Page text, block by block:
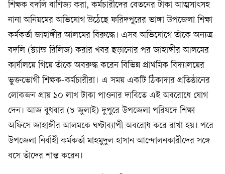
শিক্ষক বদলি বাণিজ্য করা, কর্মচারীদের বেতনের টাকা আত্মসাৎসহ
নানা অনিয়মের অভিযোগ উঠেছে ফরিদপুরের ভাঙ্গা উপজেলা শিক্ষা
কর্মকর্তা জাহাঙ্গীর আলমের বিরুদ্ধে। এসব অভিযোগে তাঁকে অন্যত্র
বদলি (স্ট্যান্ড রিলিজ) করার খবর ছড়ানোর পর জাহাঙ্গীর আলমের
কার্যালয়ে গিয়ে তাঁকে অবরুদ্ধ করেন বিভিন্ন প্রাথমিক বিদ্যালয়ের
ভুক্তভোগী শিক্ষক-কর্মচারীরা। এ সময় একটি ঠিকাদার প্রতিষ্ঠানের
লোকজন প্রায় ১০ লাখ টাকা পাওনার দাবিতে এই অবরোধে যোগ
দেন। আজ বুধবার (৮ জুলাই) দুপুরে উপজেলা পরিষদে শিক্ষা
অফিসে জাহাঙ্গীর আলমকে ঘণ্টাব্যাপী অবরোধ করে রাখা হয়। পরে
উপজেলা নির্বাহী কর্মকর্তা মাহমুদুল হাসান আন্দোলনকারীদের সঙ্গে
বসে তাঁদের শান্ত করেন।